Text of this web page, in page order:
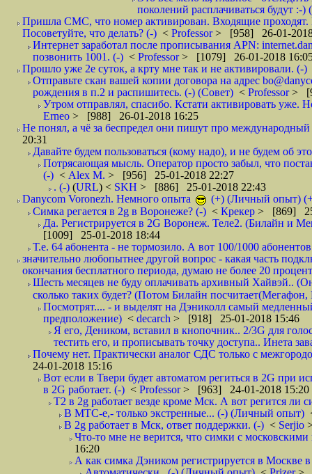
поколений расплачиваться будут :-)
Пришла СМС, что номер активирован. Входящие проходят.
Посоветуйте, что делать? (-) < Professor> [958] 26-01-
Интернет заработал после прописывания APN:
позвонить 1001. (-) < Professor> [1079] 26-01-2018
Прошло уже 2е суток, а крту мне так и не активировали. (-)
Отправьте скан вашей копии договора на адрес
рождения в п.2 и распишитесь. (-) (Совет) < Professor>
Утром отправлял, спасибо. Кстати активировать уже.
Erneo > [988] 26-01-2018 16:25
Не понял, а чё за беспредел они пишут про
20:31
Давайте будем пользоваться (кому надо), и не будем об
Потрясающая мысль. Оператор просто забыл, что
(-) < Alex M. > [956] 25-01-2018 22:27
. (-) (URL) < SKH > [886] 25-01-2018 22:43
Danycom Voronezh. Немного опыта
(+) (Личный опыт)
Симка регается в 2g в Воронеже? (-) < Крекер > [869]
Да. Регистрируется в 2G Воронеж. Теле2. (Билайн и
[1009] 25-01-2018 18:44
Т.е. 64 абонента - не тормозило. А вот 100/1000
значительно любопытнее другой вопрос - какая часть
окончания бесплатного периода, думаю не более 20
Шесть месяцев не буду оплачивать архивный Хайвэй..
сколько таких будет? (Потом Билайн
Посмотрят.... - и выделят на Дэниколл самый
предположение) < decarch > [918] 25-01-2018 15:46
Я его, Деником, вставил в кнопочник.. 2/3G для
тестить его, и прописывать точку доступа.. Инета
Почему нет. Практически аналог СДС только с
24-01-2018 15:16
Вот если в Твери будет автоматом региться в 2G при
в 2G работает. (-) < Professor> [963] 24-01-2018 15:20
T2 в 2g работает везде кроме Мск. А вот регится
В МТС-е,- только экстренные... (-) (Личный опыт)
В 2g работает в Мск, ответ поддержки. (-) < Serjio
Что-то мне не верится, что симки с
16:20
А как симка Дэником регистрируется в Москве